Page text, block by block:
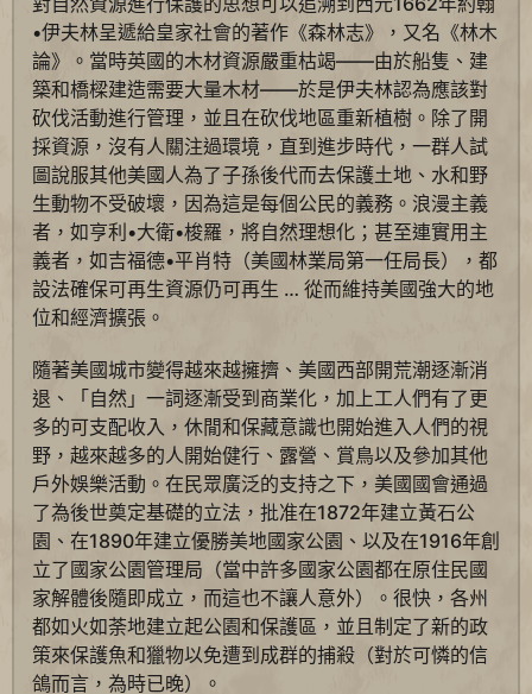
•伊夫林呈遞給皇家社會的著作《森林志》，又名《林木
論》。當時英國的木材資源嚴重枯竭——由於船隻、建
築和橋樑建造需要大量木材——於是伊夫林認為應該對
砍伐活動進行管理，並且在砍伐地區重新植樹。除了開
採資源，沒有人關注過環境，直到進步時代，一群人試
圖說服其他美國人為了子孫後代而去保護土地、水和野
生動物不受破壞，因為這是每個公民的義務。浪漫主義
者，如亨利•大衛•梭羅，將自然理想化；甚至連實用主
義者，如吉福德•平肖特（美國林業局第一任局長），都
設法確保可再生資源仍可再生 … 從而維持美國強大的地
位和經濟擴張。
隨著美國城市變得越來越擁擠、美國西部開荒潮逐漸消
退、「自然」一詞逐漸受到商業化，加上工人們有了更
多的可支配收入，休閒和保藏意識也開始進入人們的視
野，越來越多的人開始健行、露營、賞鳥以及參加其他
戶外娛樂活動。在民眾廣泛的支持之下，美國國會通過
了為後世奠定基礎的立法，批准在1872年建立黃石公
園、在1890年建立優勝美地國家公園、以及在1916年創
立了國家公園管理局（當中許多國家公園都在原住民國
家解體後隨即成立，而這也不讓人意外）。很快，各州
都如火如荼地建立起公園和保護區，並且制定了新的政
策來保護魚和獵物以免遭到成群的捕殺（對於可憐的信
鴿而言，為時已晚）。